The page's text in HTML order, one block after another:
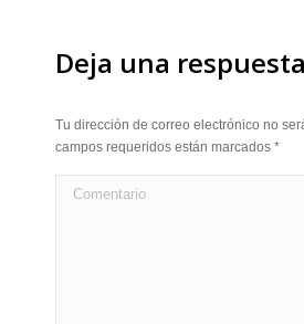
Deja una respuesta
Tu dirección de correo electrónico no
campos requeridos están marcados *
Comentario